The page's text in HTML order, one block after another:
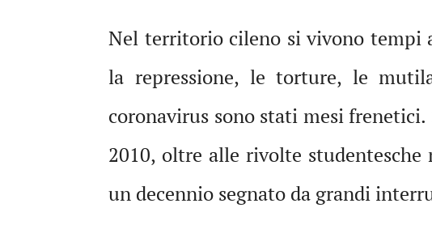
Nel territorio cileno si vivono tempi
la repressione, le torture, le
coronavirus sono stati mesi
2010, oltre alle rivolte
un decennio segnato da grandi